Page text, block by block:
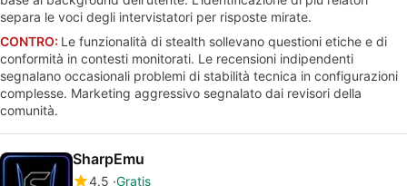
separa le voci degli intervistatori per risposte mirate.
CONTRO: Le funzionalità di stealth sollevano questioni etiche e di
conformità in contesti monitorati. Le recensioni indipendenti
segnalano occasionali problemi di stabilità tecnica in configurazioni
complesse. Marketing aggressivo segnalato dai revisori della
comunità.
SharpEmu
4.5 Gratis